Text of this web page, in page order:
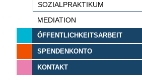
SOZIALPRAKTIKUM
MEDIATION
ÖFFENTLICHKEITSARBEIT
SPENDENKONTO
KONTAKT